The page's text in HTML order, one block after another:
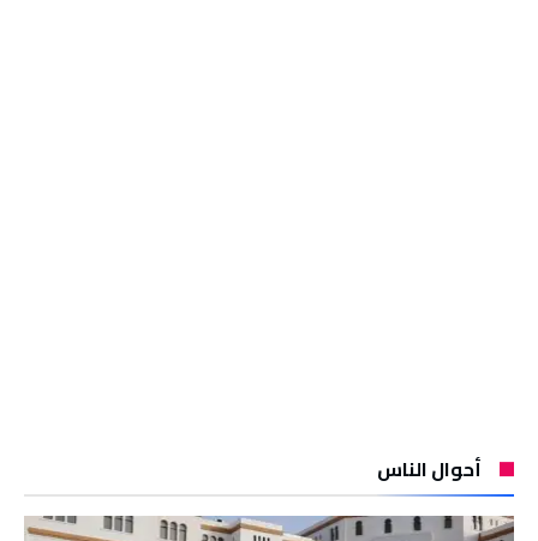
أحوال الناس